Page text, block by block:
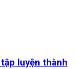
luyện thành